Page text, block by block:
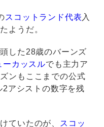
スコットランド代表 入
ようだ。
した28歳のバーンズ
ーカッスルでも主力ア
ンもここまでの公式
アシストの数字を残
ていたのが、
スコッ